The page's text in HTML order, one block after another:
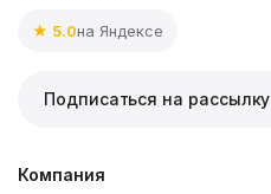
★ 5.0на Яндексе
Подписаться на рассылку
Компания